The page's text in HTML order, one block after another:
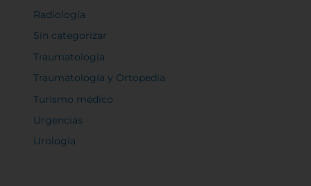
Radiología
Sin categorizar
Traumatología
Traumatología y Ortopedia
Turismo médico
Urgencias
Urología